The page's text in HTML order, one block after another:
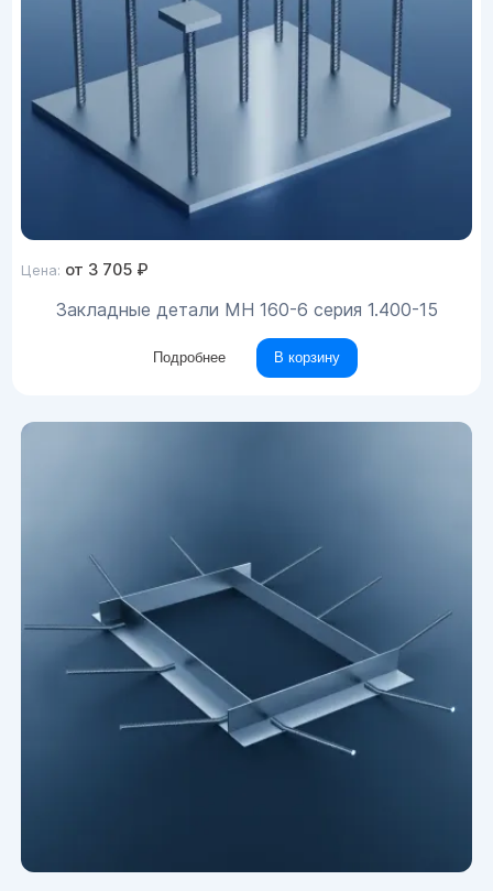
Цена: от 3 705 ₽
Закладные детали МН 160-6 серия 1.400-15
Подробнее В корзину